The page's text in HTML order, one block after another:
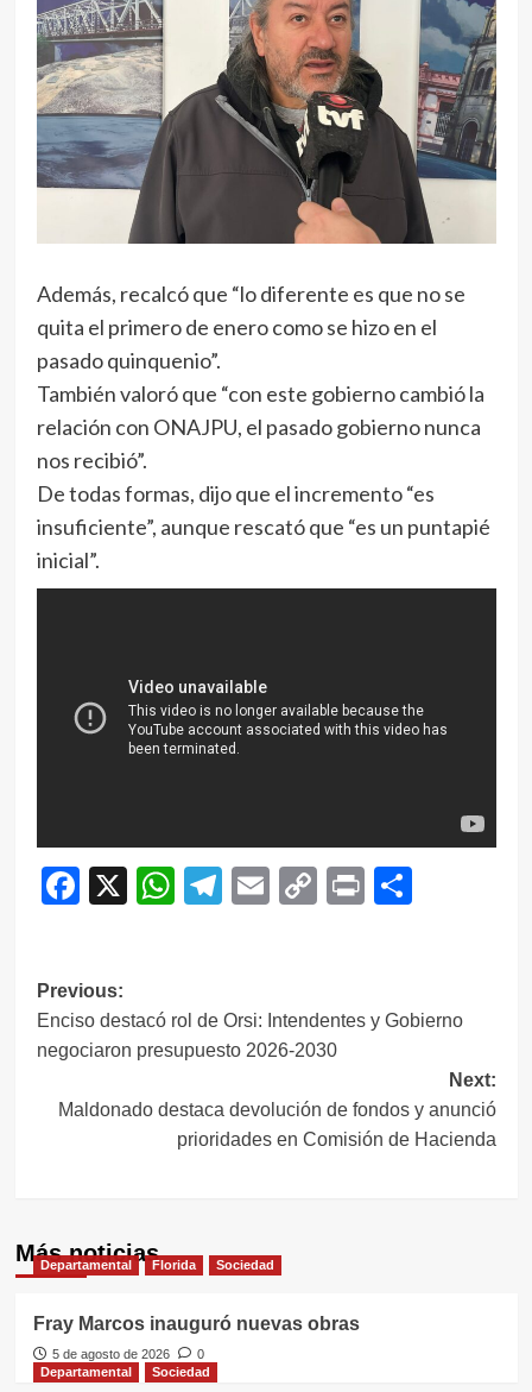
Además, recalcó que “lo diferente es que no se
quita el primero de enero como se hizo en el
pasado quinquenio”.
También valoró que “con este gobierno cambió la
relación con ONAJPU, el pasado gobierno nunca
nos recibió”.
De todas formas, dijo que el incremento “es
insuficiente”, aunque rescató que “es un puntapié
inicial”.
Facebook
X WhatsApp
Telegram
EmailCopy
Print
Navegación
de
entradas
Previous:
Enciso destacó rol de Orsi: Intendentes y Gobierno
negociaron presupuesto 2026-2030
Next:
Maldonado destaca devolución de fondos y anunció
prioridades en Comisión de Hacienda
Más noticias
Departamental Florida Sociedad
Fray Marcos inauguró nuevas obras
5 de agosto de 2026
0
Departamental
Sociedad